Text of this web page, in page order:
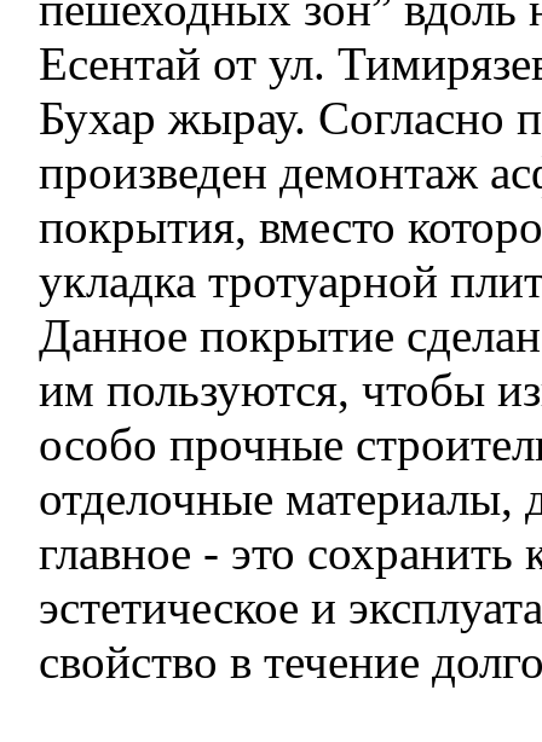
Есентай от ул.
Бухар жырау. Согласно
произведен демонтаж
покрытия, вместо
укладка тротуарной
Данное покрытие
им пользуются, чтобы
особо прочные
отделочные материалы,
главное - это сохранить
эстетическое и
свойство в течение